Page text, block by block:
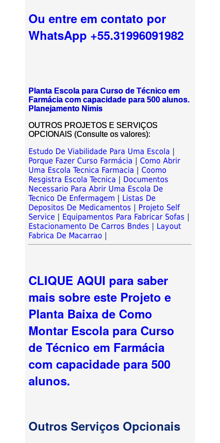
Ou entre em contato por
WhatsApp +55.31996091982
Planta Escola para Curso de Técnico em
Farmácia com capacidade para 500 alunos.
Planejamento Nimis
OUTROS PROJETOS E SERVIÇOS
OPCIONAIS (Consulte os valores):
Estudo De Viabilidade Para Uma Escola
Porque Fazer Curso Farmácia |Como Abrir
Uma Escola Tecnica Farmacia |Coomo
Resgistra Escola Tecnica
Documentos
Necessario Para Abrir Uma Escola De
Tecnico De Enfermagem
Listas De
Depositos De Medicamentos
Projeto Self
Service
Equipamentos Para Fabricar Sofas
Estacionamento De Carros Bndes
Layout
Fabrica De Macarrao
CLIQUE AQUI para saber
mais sobre este Projeto e
Planta Baixa de Como
Montar Escola para Curso
de Técnico em Farmácia
com capacidade para 500
alunos.
Outros Serviços Opcionais